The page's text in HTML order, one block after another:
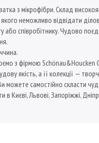
з мікрофібри. Склад
неможливо відвідати
або співробітнику. Чудово
з фірмою Schönau&Houcken
якість, а її колекції —
можете самостійно скласти
Києві, Львові, Запоріжжі,